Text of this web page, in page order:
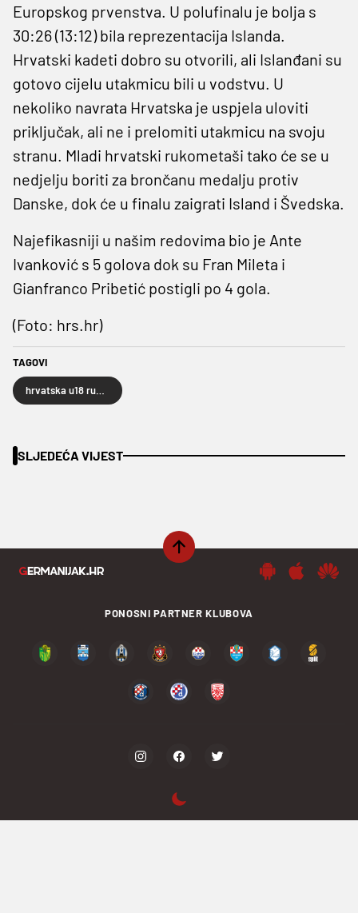
Europskog prvenstva. U polufinalu je bolja s
30:26 (13:12) bila reprezentacija Islanda.
Hrvatski kadeti dobro su otvorili, ali Islanđani su
gotovo cijelu utakmicu bili u vodstvu. U
nekoliko navrata Hrvatska je uspjela uloviti
priključak, ali ne i prelomiti utakmicu na svoju
stranu. Mladi hrvatski rukometaši tako će se u
nedjelju boriti za brončanu medalju protiv
Danske, dok će u finalu zaigrati Island i Švedska.
Najefikasniji u našim redovima bio je Ante
Ivanković s 5 golova dok su Fran Mileta i
Gianfranco Pribetić postigli po 4 gola.
(Foto: hrs.hr)
TAGOVI
SLJEDEĆA VIJEST
PONOSNI PARTNER KLUBOVA